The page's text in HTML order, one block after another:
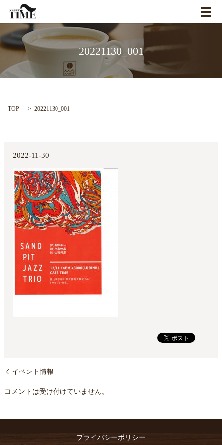
メ
20221130_001
TOP 20221130_001
2022-11-30
イベント情報
コメントは受け付けていません。
プライバシーポリシー